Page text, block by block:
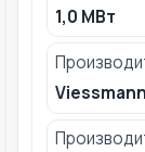
1,0 МВт